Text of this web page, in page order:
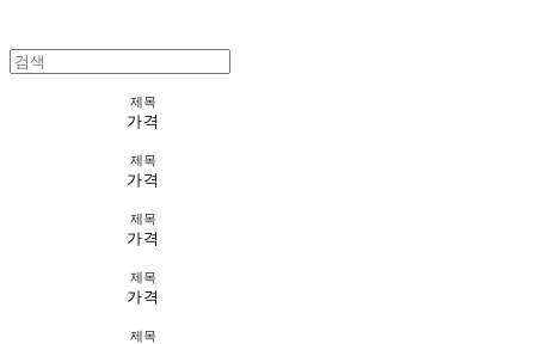
제목
가격
제목
가격
제목
가격
제목
가격
제목